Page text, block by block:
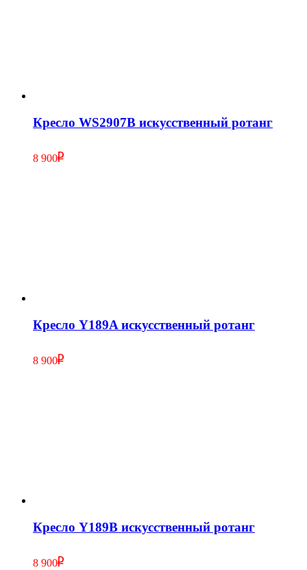
Кресло WS2907B искусственный ротанг
8 900
Кресло Y189A искусственный ротанг
8 900
Кресло Y189B искусственный ротанг
8 900